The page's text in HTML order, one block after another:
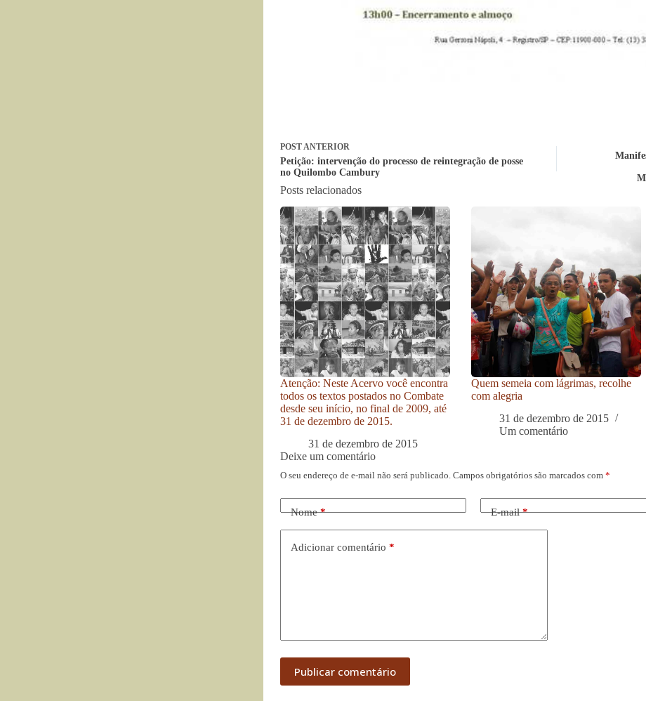
POSTANTERIOR
Petição: intervenção do processo de reintegração de posse
no Quilombo Cambury
Posts relacionados
Atenção: Neste Acervo você encontra
todos os textos postados no Combate
desde seu início, no final de 2009, até
31 de dezembro de 2015.
31 de dezembro de 2015
Quem semeia com lágrimas, recolhe
com alegria
31 de dezembro de 2015
Um comentário
Deixe um comentário
O seu endereço de e-mail não será publicado. Campos obrigatórios são marcados com *
Nome* E-mail*
Adicionar comentário *
Publicar comentário